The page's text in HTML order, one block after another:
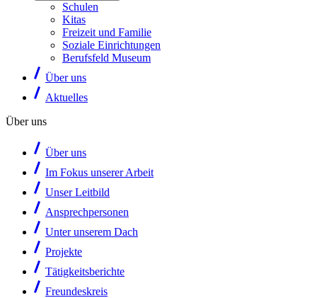
Schulen
Kitas
Freizeit und Familie
Soziale Einrichtungen
Berufsfeld Museum
Über uns
Aktuelles
Über uns
Über uns
Im Fokus unserer Arbeit
Unser Leitbild
Ansprechpersonen
Unter unserem Dach
Projekte
Tätigkeitsberichte
Freundeskreis